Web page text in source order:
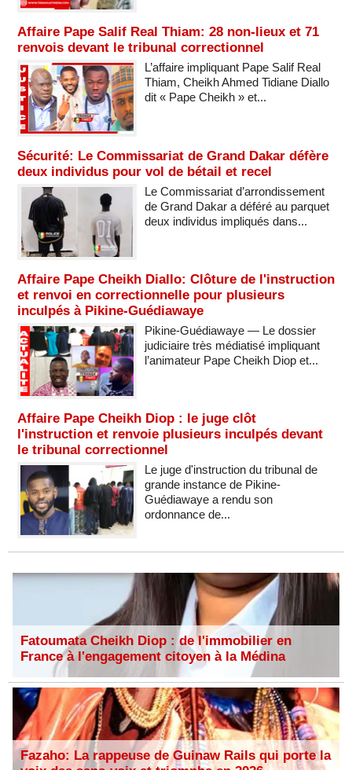
Affaire Pape Salif Real Thiam: 28 non-lieux et 71
renvois devant le tribunal correctionnel
L’affaire impliquant Pape Salif Real
Thiam, Cheikh Ahmed Tidiane Diallo
dit « Pape Cheikh » et...
Sécurité: Le Commissariat de Grand Dakar défère
deux individus pour vol de bétail et recel
Le Commissariat d’arrondissement
de Grand Dakar a déféré au parquet
deux individus impliqués dans...
Affaire Pape Cheikh Diallo: Clôture de l'instruction
et renvoi en correctionnelle pour plusieurs
inculpés à Pikine-Guédiawaye
Pikine-Guédiawaye — Le dossier
judiciaire très médiatisé impliquant
l’animateur Pape Cheikh Diop et...
Affaire Pape Cheikh Diop : le juge clôt
l'instruction et renvoie plusieurs inculpés devant
le tribunal correctionnel
Le juge d'instruction du tribunal de
grande instance de Pikine-
Guédiawaye a rendu son
ordonnance de...
Fatoumata Cheikh Diop : de l'immobilier en
France à l'engagement citoyen à la Médina
Fazaho: La rappeuse de Guinaw Rails qui porte la